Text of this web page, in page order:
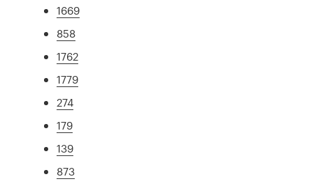
1669
858
1762
1779
274
179
139
873